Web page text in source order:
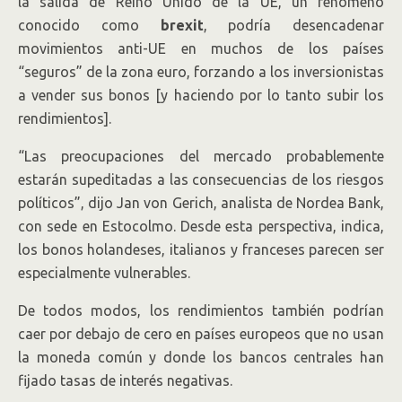
conocido como brexit, podría desencadenar
movimientos anti-UE en muchos de los países
“seguros” de la zona euro, forzando a los inversionistas
a vender sus bonos [y haciendo por lo tanto subir los
rendimientos].
“Las preocupaciones del mercado probablemente
estarán supeditadas a las consecuencias de los riesgos
políticos”, dijo Jan von Gerich, analista de Nordea Bank,
con sede en Estocolmo. Desde esta perspectiva, indica,
los bonos holandeses, italianos y franceses parecen ser
especialmente vulnerables.
De todos modos, los rendimientos también podrían
caer por debajo de cero en países europeos que no usan
la moneda común y donde los bancos centrales han
fijado tasas de interés negativas.